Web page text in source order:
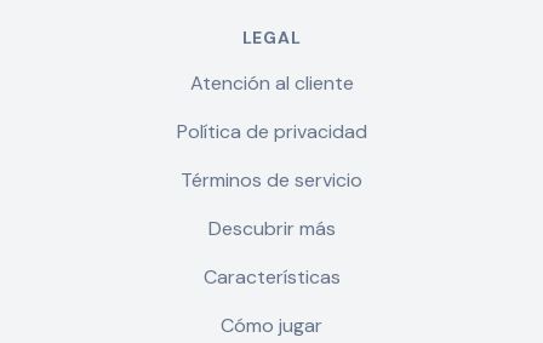
LEGAL
Atención al cliente
Política de privacidad
Términos de servicio
Descubrir más
Características
Cómo jugar